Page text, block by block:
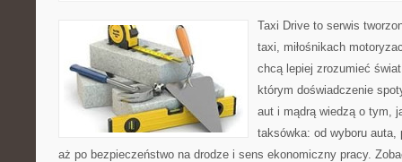
Taxi Drive to serwis
taxi, miłośnikach
chcą lepiej zrozumieć
którym doświadczenie
aut i mądrą wiedzą o tym,
taksówka: od wyboru
aż po bezpieczeństwo na drodze i sens ekonomiczny pracy.